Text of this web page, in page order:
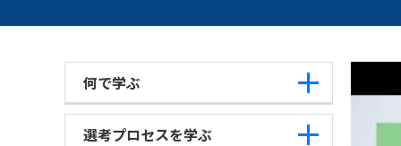
何で学ぶ
選考プロセスを学ぶ